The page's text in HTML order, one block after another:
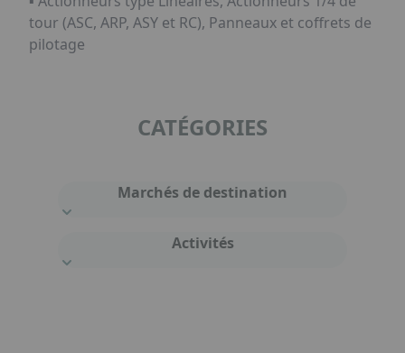
tour (ASC, ARP, ASY et RC), Panneaux et coffrets de
pilotage
CATÉGORIES
Marchés de destination
Activités